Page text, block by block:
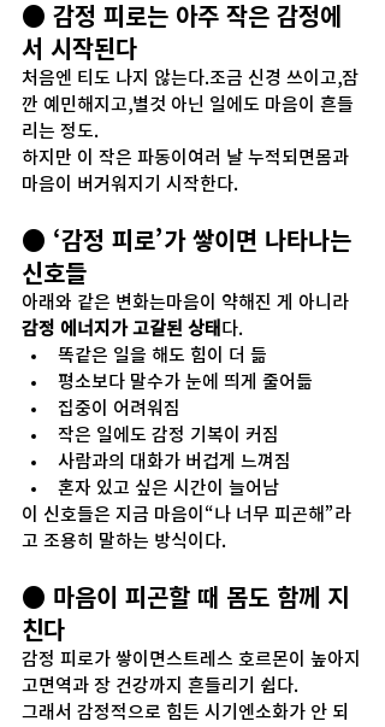
● 감정 피로는 아주 작은 감정에
서 시작된다
처음엔 티도 나지 않는다.조금 신경 쓰이고,잠
깐 예민해지고,별것 아닌 일에도 마음이 흔들
리는 정도.
하지만 이 작은 파동이여러 날 누적되면몸과
마음이 버거워지기 시작한다.
● ‘감정 피로’가 쌓이면 나타나는
신호들
아래와 같은 변화는마음이 약해진 게 아니라
감정 에너지가 고갈된 상태 다.
똑같은 일을 해도 힘이 더 듦
평소보다 말수가 눈에 띄게 줄어듦
집중이 어려워짐
작은 일에도 감정 기복이 커짐
사람과의 대화가 버겁게 느껴짐
혼자 있고 싶은 시간이 늘어남
이 신호들은 지금 마음이“나 너무 피곤해”라
고 조용히 말하는 방식이다.
● 마음이 피곤할 때 몸도 함께 지
친다
감정 피로가 쌓이면스트레스 호르몬이 높아지
고면역과 장 건강까지 흔들리기 쉽다.
그래서 감정적으로 힘든 시기엔소화가 안 되